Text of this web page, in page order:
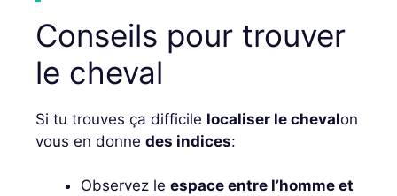
Conseils pour trouver
le cheval
Si tu trouves ça difficile localiser le chevalon
vous en donne des indices:
Observez le espace entre l’homme et